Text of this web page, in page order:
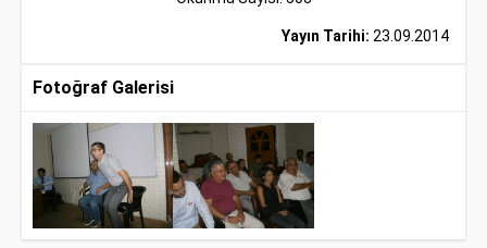
Yayın Tarihi: 23.09.2014
Fotoğraf Galerisi